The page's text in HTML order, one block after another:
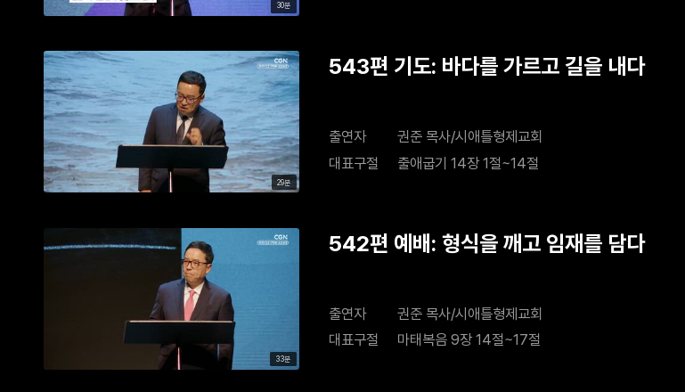
30분
29분
543편 기도: 바다를 가르고 길을 내다
출연자
권준 목사/시애틀형제교회
대표구절
출애굽기 14장 1절~14절
33분
542편 예배: 형식을 깨고 임재를 담다
출연자
권준 목사/시애틀형제교회
대표구절
마태복음 9장 14절~17절